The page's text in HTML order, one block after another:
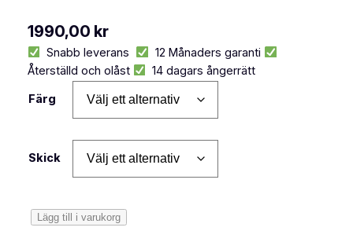
1990,00 kr
Snabb leverans
12 Månaders garanti
Återställd och olåst
14 dagars ångerrätt
Färg
Skick
Lägg till i varukorg